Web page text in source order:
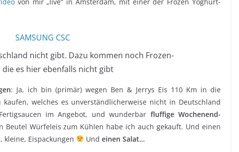
nicht gibt. Dazu kommen noch Frozen-
die es hier ebenfalls nicht gibt
: Ja, ich bin (primär) wegen Ben & Jerrys Eis 110 Km in die
welches es unverständlicherweise nicht in Deutschland
im Angebot, und wunderbar fluffige Wochenend-
Beutel Würfeleis zum Kühlen habe ich auch gekauft. Und einen
Eispackungen
Und einen Salat…